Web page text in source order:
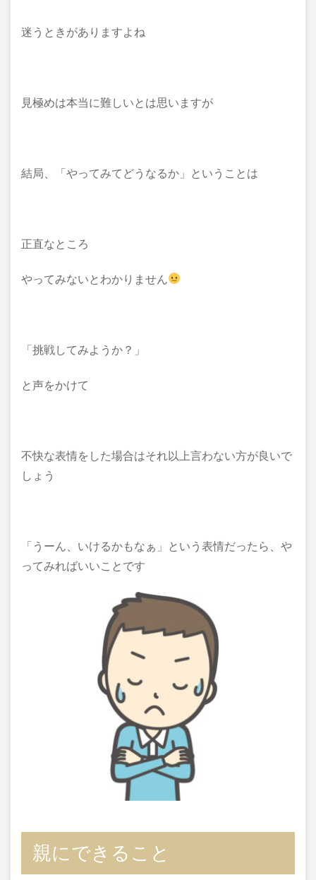
迷うときがありますよね
見極めは本当に難しいとは思いますが
結局、「やってみてどうなるか」ということは
正直なところ
やってみないとわかりません
「挑戦してみようか？」
と声をかけて
不快な表情をした場合はそれ以上言わない方が良いで
しょう
「うーん、いけるかもなぁ」という表情だったら、や
ってみればいいことです
親にできること